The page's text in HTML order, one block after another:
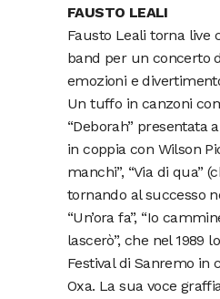
FAUSTO LEALI
Fausto Leali torna live
band per un concerto
emozioni e
Un tuffo in canzoni
“Deborah” presentata
in coppia con Wilson
manchi”, “Via di qua”
tornando al successo
“Un’ora fa”, “Io
lascerò”, che nel 1989
Festival di Sanremo in
Oxa. La sua voce